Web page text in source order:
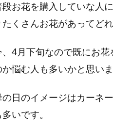
段お花を購入していな人
たくさんお花があってど
、4月下旬なので既にお
か悩む人も多いかと思いま
の日のイメージはカーネ
多いです。